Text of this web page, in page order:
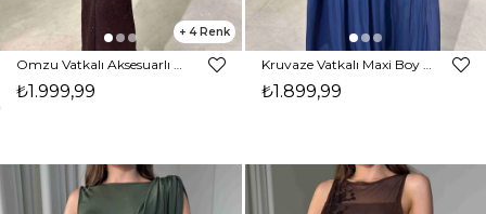
4
₺1.999,99 ₺1.899,99